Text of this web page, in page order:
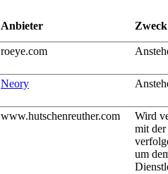
Anbieter Zweck
roeye.com
Neory
www.hutschenreuther.com
Wird
mit
um